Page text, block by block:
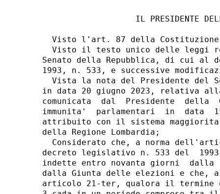
IL PRESIDENTE
Visto l'art. 87 della
Visto il testo unico delle leggi
Senato della Repubblica, di cui al
1993, n. 533, e successive
Vista la nota del Presidente del
in data 20 giugno 2023, relativa
comunicata  dal  Presidente
immunita'  parlamentari  in  data
attribuito con il sistema
della Regione Lombardia;
Considerato che, a norma
decreto legislativo n. 533 del
indette entro novanta giorni  dalla
dalla Giunta delle elezioni e che,
articolo 21-ter, qualora il termine